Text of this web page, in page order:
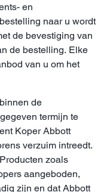
en
naar u wordt
de bevestiging van
de bestelling. Elke
van u om het
de
termijn te
Koper Abbott
verzuim intreedt.
zoals
aangeboden,
zijn en dat Abbott